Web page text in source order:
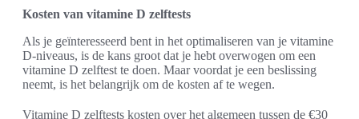
Kosten van vitamine D zelftests
Als je geïnteresseerd bent in het optimaliseren van je vitamine
D-niveaus, is de kans groot dat je hebt overwogen om een
vitamine D zelftest te doen. Maar voordat je een beslissing
neemt, is het belangrijk om de kosten af te wegen.
Vitamine D zelftests kosten over het algemeen tussen de €30